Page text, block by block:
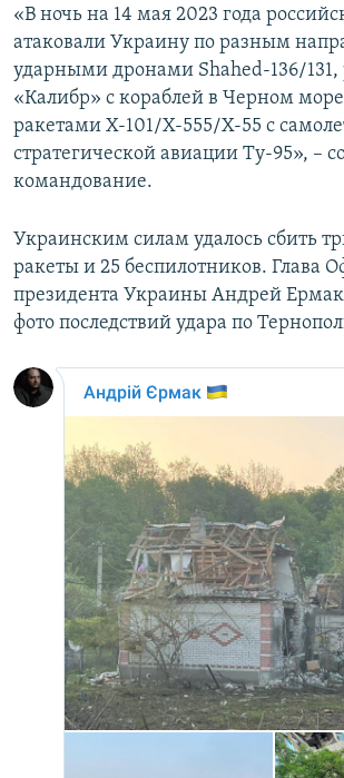
ПРОПАВШИЕ БЕЗ ВЕСТИ
ПОБЕДИТЕЛЕЙ НЕ СУДЯТ?
КРЫМ.НЕПОКОРЕННЫЙ
ELIFBE
УКРАИНСКАЯ ПРОБЛЕМА КРЫМА
Qırımtatar
ПРИСОЕДИНЯЙТЕСЬ!
«В ночь на 14 мая 2023 года
атаковали Украину по разным
ударными дронами Shahed-136/131,
«Калибр» с кораблей в Черном
ракетами Х-101/Х-555/Х-55 с
стратегической авиации Ту-95», –
командование.
Украинским силам удалось сбить
ракеты и 25 беспилотников. Глава
президента Украины Андрей Ермак
фото последствий удара по